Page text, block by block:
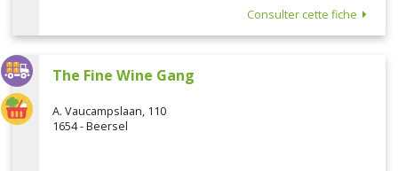
Consulter cette fiche
The Fine Wine Gang
A. Vaucampslaan, 110
1654 - Beersel